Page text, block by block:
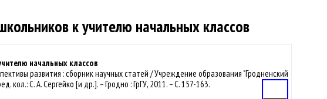
к учителю начальных классов
начальных классов
развития : сборник научных статей / Учреждение образования "Гродненский
кол.: С. А. Сергейко [и др.]. – Гродно : ГрГУ, 2011. – С. 157-163.